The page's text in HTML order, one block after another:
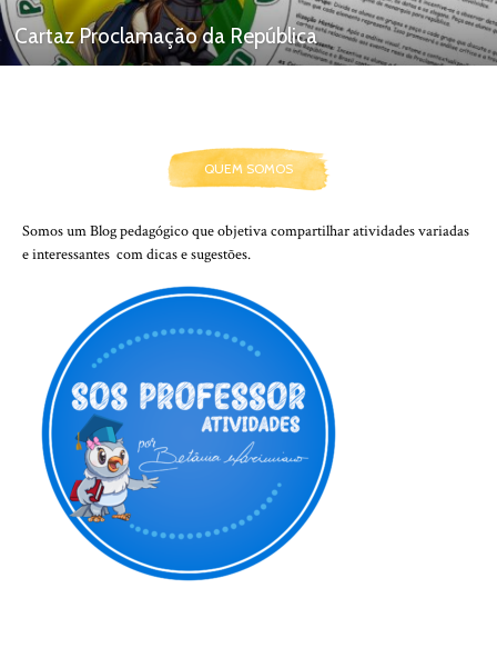
Cartaz Proclamação da República
QUEM SOMOS
Somos um Blog pedagógico que objetiva compartilhar atividades variadas
e interessantes com dicas e sugestões.